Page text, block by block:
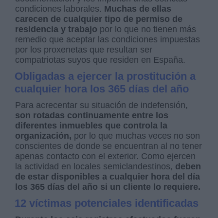
condiciones laborales. Muchas de ellas
carecen de cualquier tipo de permiso de
residencia y trabajo por lo que no tienen más
remedio que aceptar las condiciones impuestas
por los proxenetas que resultan ser
compatriotas suyos que residen en España.
Obligadas a ejercer la prostitución a
cualquier hora los 365 días del año
Para acrecentar su situación de indefensión,
son rotadas continuamente entre los
diferentes inmuebles que controla la
organización, por lo que muchas veces no son
conscientes de donde se encuentran al no tener
apenas contacto con el exterior. Como ejercen
la actividad en locales semiclandestinos, deben
de estar disponibles a cualquier hora del día
los 365 días del año si un cliente lo requiere.
12 víctimas potenciales identificadas